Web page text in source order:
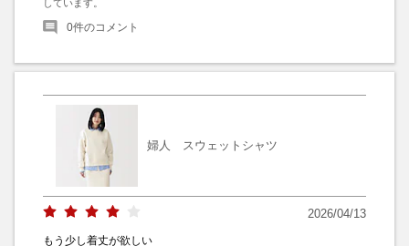
しています。
0件のコメント
婦人 スウェットシャツ
2026/04/13
もう少し着丈が欲しい